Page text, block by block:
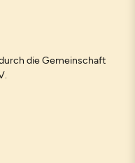
die Gemeinschaft